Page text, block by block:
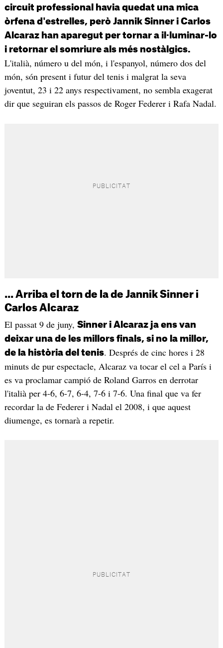
circuit professional havia quedat una mica
òrfena d'estrelles, però Jannik Sinner i Carlos
Alcaraz han aparegut per tornar a il·luminar-lo
i retornar el somriure als més nostàlgics.
L'italià, número u del món, i l'espanyol, número dos del
món, són present i futur del tenis i malgrat la seva
joventut, 23 i 22 anys respectivament, no sembla exagerat
dir que seguiran els passos de Roger Federer i Rafa Nadal.
... Arriba el torn de la de Jannik Sinner i
Carlos Alcaraz
El passat 9 de juny, Sinner i Alcaraz ja ens van
deixar una de les millors finals, si no la millor,
de la història del tenis. Després de cinc hores i 28
minuts de pur espectacle, Alcaraz va tocar el cel a París i
es va proclamar campió de Roland Garros en derrotar
l'italià per 4-6, 6-7, 6-4, 7-6 i 7-6. Una final que va fer
recordar la de Federer i Nadal el 2008, i que aquest
diumenge, es tornarà a repetir.